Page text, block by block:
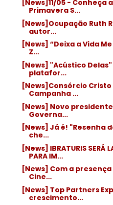
[News]11/05 - Conheça
Primavera S...
[News]Ocupação Ruth
autor...
[News] “Deixa a Vida
Z...
[News] "Acústico
platafor...
[News]Consórcio
Campanha ...
[News] Novo
Governa...
[News] Já é! "Resenha
che...
[News] IBRATURIS SERÁ
PARA IM...
[News] Com a
Cine...
[News] Top Partners
crescimento...